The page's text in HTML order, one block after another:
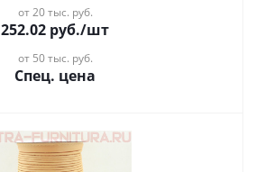
от 20 тыс. руб.
252.02 руб./шт
от 50 тыс. руб.
Спец. цена